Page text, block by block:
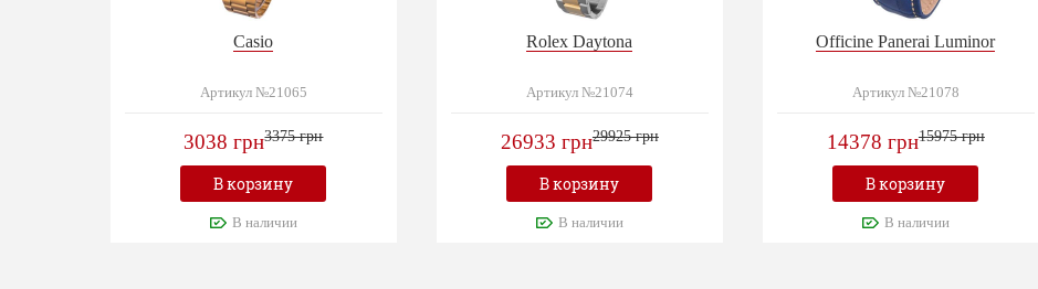
Casio
Артикул №21065
3038 грн3375 грн
В корзину
В наличии
Rolex Daytona
Артикул №21074
26933 грн29925 грн
В корзину
В наличии
Officine Panerai Luminor
Артикул №21078
14378 грн15975 грн
В корзину
В наличии